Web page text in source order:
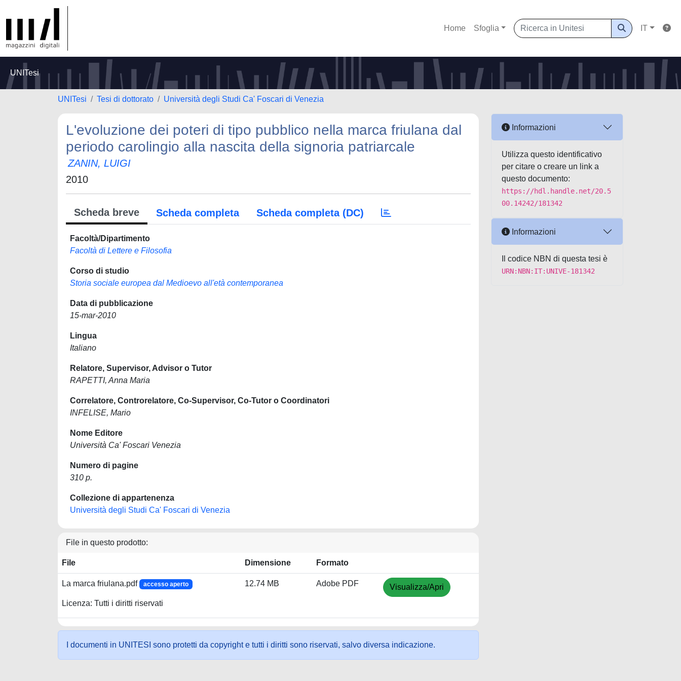
Home Sfoglia IT
UNITesi
UNITesi Tesi di dottorato Università degli Studi Ca' Foscari di Venezia
L'evoluzione dei poteri di tipo pubblico nella marca friulana dal
periodo carolingio alla nascita della signoria patriarcale
ZANIN, LUIGI
2010
Scheda breve Scheda completa Scheda completa (DC)
Facoltà/Dipartimento
Facoltà di Lettere e Filosofia
Corso di studio
Storia sociale europea dal Medioevo all'età contemporanea
Data di pubblicazione
15-mar-2010
Lingua
Italiano
Relatore, Supervisor, Advisor o Tutor
RAPETTI, Anna Maria
Correlatore, Controrelatore, Co-Supervisor, Co-Tutor o Coordinatori
INFELISE, Mario
Nome Editore
Università Ca' Foscari Venezia
Numero di pagine
310 p.
Collezione di appartenenza
Università degli Studi Ca' Foscari di Venezia
File in questo prodotto:
File Dimensione Formato
La marca friulana.pdf accesso aperto
Licenza: Tutti i diritti riservati
12.74 MB Adobe PDF Visualizza/Apri
I documenti in UNITESI sono protetti da copyright e tutti i diritti sono riservati, salvo diversa indicazione.
Informazioni
Utilizza questo identificativo
per citare o creare un link a
questo documento:
https://hdl.handle.net/20.5
00.14242/181342
Informazioni
Il codice NBN di questa tesi è
URN:NBN:IT:UNIVE-181342